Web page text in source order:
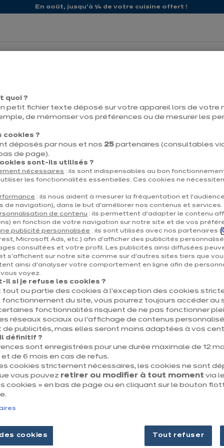
En août, jusqu'à ¼ de votre cuisine offert !
du projet
À propos d'ixina
Tout sur nous
Nos engagements
Nos magasins
Mentions légales & CGU Politique des
quoi ?
petit fichier texte déposé sur votre appareil lors de votre
de mémoriser vos préférences ou de mesurer les
cookies ?
déposés par nous et nos 25 partenaires (consultables
de page).
sont-ils utilisés ?
nécessaires : ils sont indispensables au bon
les fonctionnalités essentielles. Ces cookies ne
: ils nous aident à mesurer la fréquentation et
de navigation), dans le but d’améliorer nos contenus et services.
de contenu : ils permettent d’adapter le contenu
en fonction de votre navigation sur notre site et de vos
publicité personnalisée : ils sont utilisés avec nos partenaires (
Microsoft Ads, etc.) afin d’afficher des publicités
consultées et votre profil. Les publicités ainsi diffusées
s'affichent sur notre site comme sur d’autres sites tiers que
ainsi d'analyser votre comportement en ligne afin de
voyez.
il si je refuse les cookies ?
tout ou partie des cookies à l’exception des cookies
fonctionnement du site, vous pourrez toujours accéder au
fonctionnalités risquent de ne pas fonctionner
réseaux sociaux ou l’affichage de contenus
publicités, mais elles seront moins adaptées à vos
définitif ?
sont enregistrées pour une durée maximale de 12
de 6 mois en cas de refus.
cookies strictement nécessaires, les cookies ne sont
vous pouvez retirer ou modifier à tout moment via
cookies » en bas de page ou en cliquant sur le bouton
cookies Tout refuser